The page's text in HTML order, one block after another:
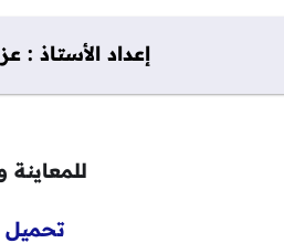
إعداد الأستاذ :
للمعاينة
تحميل